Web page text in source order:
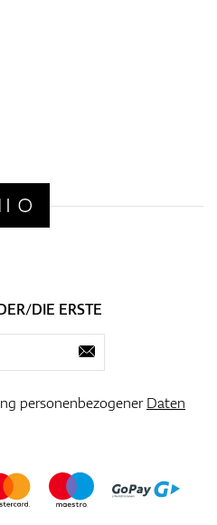
DIE ERSTE
personenbezogenerDaten